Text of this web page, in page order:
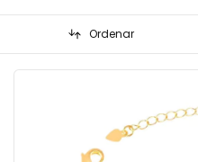
Ordenar